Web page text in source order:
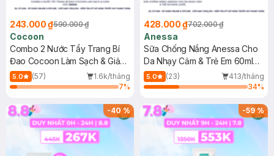
243.000 ₫590.000 ₫
Cocoon
Combo 2 Nước Tẩy Trang Bí
Đao Cocoon Làm Sạch & Giảm
Dầu 500ml
5.0 (57)
1.6k/tháng
7%
428.000 ₫702.000 ₫
Anessa
Sữa Chống Nắng Anessa Cho
Da Nhạy Cảm & Trẻ Em 60ml
(Mới)
5.0 (23)
413/tháng
34%
-40% -59%